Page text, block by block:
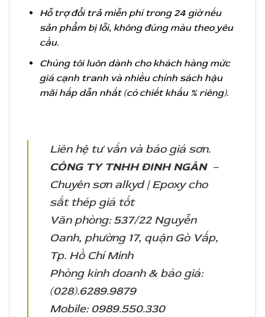
Hỗ trợ đổi trả miễn phí trong 24 giờ nếu
sản phẩm bị lỗi, không đúng màu theo yêu
cầu.
Chúng tôi luôn dành cho khách hàng mức
giá cạnh tranh và nhiều chính sách hậu
mãi hấp dẫn nhất (có chiết khấu % riêng).
Liên hệ tư vấn và báo giá sơn.
CÔNG TY TNHH ĐINH NGÂN–
Chuyên sơn alkyd | Epoxy cho
sắt thép giá tốt
Văn phòng: 537/22 Nguyễn
Oanh, phường 17, quận Gò Vấp,
Tp. Hồ Chí Minh
Phòng kinh doanh & báo giá:
(028).6289.9879
Mobile: 0989.550.330